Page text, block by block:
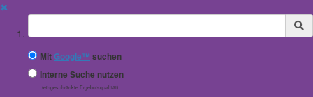
✖
Suchbegriff
MitGoogle™ suchen
Interne Suche nutzen
(eingeschränkte Ergebnisqualität)